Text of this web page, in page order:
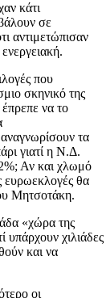
κάτι
σε
αντιμετώπισαν
που
σκηνικό της
έπρεπε να το
τα
γιατί η Ν.Δ.
Αν και χλωμό
ευρωεκλογές θα
Μητσοτάκη.
«χώρα της
υπάρχουν χιλιάδες
και να
οι